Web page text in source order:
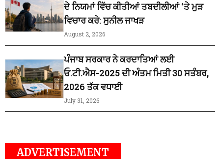
ਦੇ ਨਿਯਮਾਂ ਵਿੱਚ ਕੀਤੀਆਂ ਤਬਦੀਲੀਆਂ ‘ਤੇ ਮੁੜ
ਵਿਚਾਰ ਕਰੇ: ਸੁਨੀਲ ਜਾਖੜ
August 2, 2026
ਪੰਜਾਬ ਸਰਕਾਰ ਨੇ ਕਰਦਾਤਿਆਂ ਲਈ
ਓ.ਟੀ.ਐਸ-2025 ਦੀ ਅੰਤਮ ਮਿਤੀ 30 ਸਤੰਬਰ,
2026 ਤੱਕ ਵਧਾਈ
July 31, 2026
ADVERTISEMENT